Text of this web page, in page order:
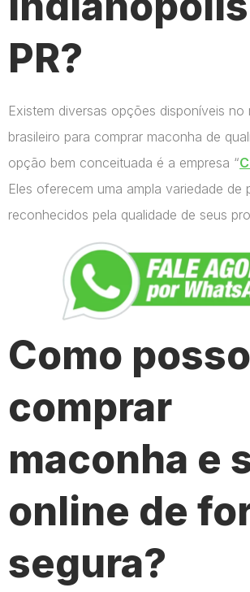
PR?
Existem diversas opções disponíveis no
brasileiro para comprar maconha de
opção bem conceituada é a empresa “
Eles oferecem uma ampla variedade de
reconhecidos pela qualidade de seus
Como posso
comprar
maconha e
online de
segura?